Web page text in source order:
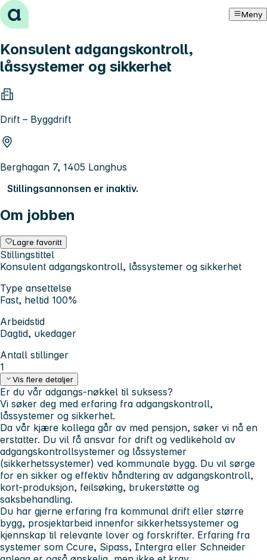
Hopp til innhold Meny
Konsulent adgangskontroll,
låssystemer og sikkerhet
Drift – Byggdrift
Berghagan 7, 1405 Langhus
Stillingsannonsen er inaktiv.
Om jobben
Lagre favoritt
Stillingstittel
Konsulent adgangskontroll, låssystemer og sikkerhet
Type ansettelse
Fast, heltid 100%
Arbeidstid
Dagtid, ukedager
Antall stillinger
1
Vis flere detaljer
Er du vår adgangs-nøkkel til suksess?
Vi søker deg med erfaring fra adgangskontroll,
låssystemer og sikkerhet.
Da vår kjære kollega går av med pensjon, søker vi nå en
erstatter. Du vil få ansvar for drift og vedlikehold av
adgangskontrollsystemer og låssystemer
(sikkerhetssystemer) ved kommunale bygg. Du vil sørge
for en sikker og effektiv håndtering av adgangskontroll,
kort-produksjon, feilsøking, brukerstøtte og
saksbehandling.
Du har gjerne erfaring fra kommunal drift eller større
bygg, prosjektarbeid innenfor sikkerhetssystemer og
kjennskap til relevante lover og forskrifter. Erfaring fra
systemer som Ccure, Sipass, Intergra eller Schneider